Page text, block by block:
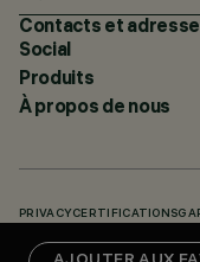
Contacts et
Social
Produits
À propos de nous
PRIVACY CERTIFICATIONS